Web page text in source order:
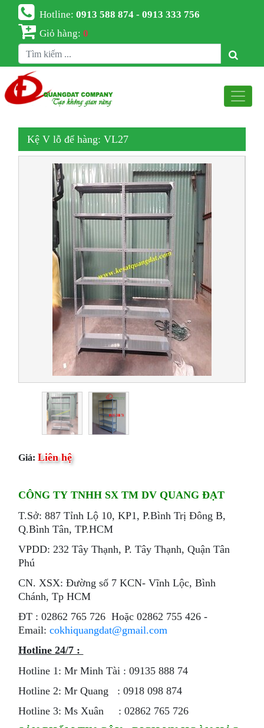
Hotline:0913 588 874 - 0913 333 756
Giỏ hàng:0
Kệ V lỗ để hàng: VL27
Giá: Liên hệ
CÔNG TY TNHH SX TM DV QUANG ĐẠT
T.Sở: 887 Tỉnh Lộ 10, KP1, P.Bình Trị Đông B,
Q.Bình Tân, TP.HCM
VPDD: 232 Tây Thạnh, P. Tây Thạnh, Quận Tân
Phú
CN. XSX: Đường số 7 KCN- Vĩnh Lộc, Bình
Chánh, Tp HCM
ÐT : 02862 765 726 Hoặc 02862 755 426 -
Email:cokhiquangdat@gmail.com
Hotline 24/7 :
Hotline 1: Mr Minh Tài : 09135 888 74
Hotline 2: Mr Quang : 0918 098 874
Hotline 3: Ms Xuân : 02862 765 726